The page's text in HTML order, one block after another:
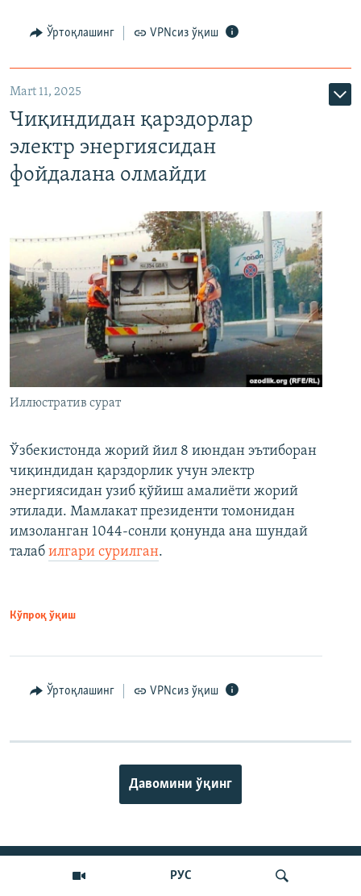
РУС
Ўртоқлашинг VPNсиз ўқиш
Mart 11, 2025
Чиқиндидан қарздорлар
электр энергиясидан
фойдалана олмайди
Иллюстратив сурат
Ўзбекистонда жорий йил 8 июндан эътиборан
чиқиндидан қарздорлик учун электр
энергиясидан узиб қўйиш амалиёти жорий
этилади. Мамлакат президенти томонидан
имзоланган 1044-сонли қонунда ана шундай
талаб илгари сурилган.
Кўпроқ ўқиш
Ўртоқлашинг VPNсиз ўқиш
Давомини ўқинг